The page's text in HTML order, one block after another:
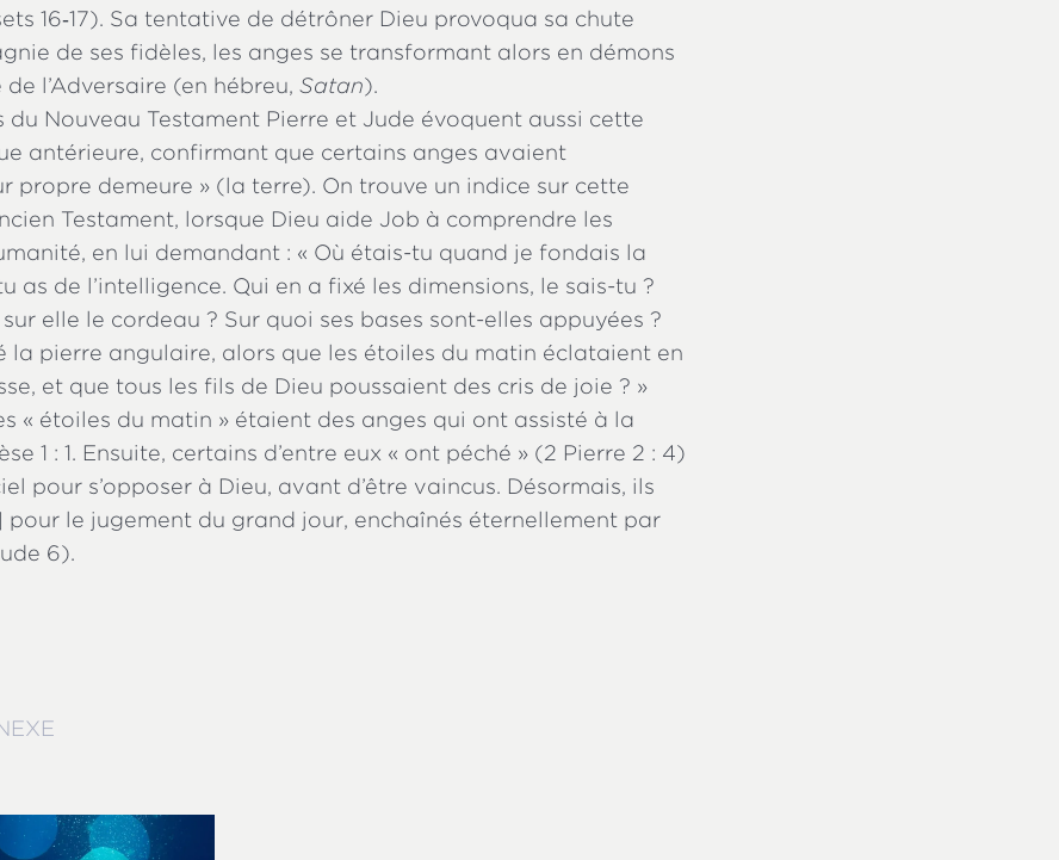
16‑17). Sa tentative de détrôner Dieu provoqua sa chute
de ses fidèles, les anges se transformant alors en démons
l’Adversaire (en hébreu,Satan).
du Nouveau Testament Pierre et Jude évoquent aussi cette
antérieure, confirmant que certains anges avaient
propre demeure » (la terre). On trouve un indice sur cette
Testament, lorsque Dieu aide Job à comprendre les
en lui demandant : « Où étais-tu quand je fondais la
as de l’intelligence. Qui en a fixé les dimensions, le sais-tu ?
elle le cordeau ? Sur quoi ses bases sont-elles appuyées ?
la pierre angulaire, alors que les étoiles du matin éclataient en
et que tous les fils de Dieu poussaient des cris de joie ? »
« étoiles du matin » étaient des anges qui ont assisté à la
1 : 1. Ensuite, certains d’entre eux « ont péché » (2 Pierre 2 : 4)
pour s’opposer à Dieu, avant d’être vaincus. Désormais, ils
pour le jugement du grand jour, enchaînés éternellement par
6).